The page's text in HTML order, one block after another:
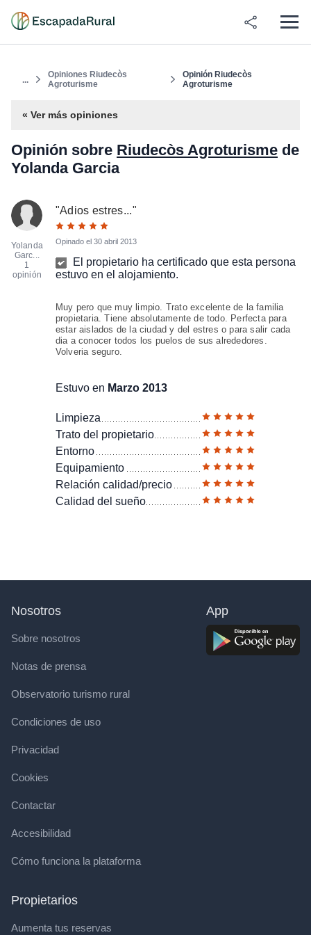
...
Opiniones Riudecòs
Agroturisme
Opinión Riudecòs
Agroturisme
« Ver más opiniones
Opinión sobre Riudecòs Agroturisme de
Yolanda Garcia
Yolanda
Garc...
1
opinión
"Adios estres..."
Opinado el 30 abril 2013
El propietario ha certificado que esta persona
estuvo en el alojamiento.
Muy pero que muy limpio. Trato excelente de la familia
propietaria. Tiene absolutamente de todo. Perfecta para
estar aislados de la ciudad y del estres o para salir cada
dia a conocer todos los puelos de sus alrededores.
Volveria seguro.
Estuvo en Marzo 2013
Limpieza
Trato del propietario
Entorno
Equipamiento
Relación calidad/precio
Calidad del sueño
Nosotros
Sobre nosotros
Notas de prensa
Observatorio turismo rural
Condiciones de uso
Privacidad
Cookies
Contactar
Accesibilidad
Cómo funciona la plataforma
Propietarios
Aumenta tus reservas
App